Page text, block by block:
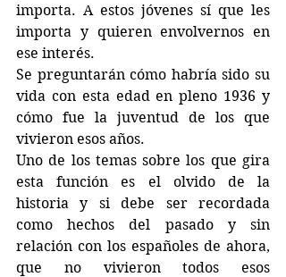
importa. A estos jóvenes sí que les
importa y quieren envolvernos en
ese interés.
Se preguntarán cómo habría sido su
vida con esta edad en pleno 1936 y
cómo fue la juventud de los que
vivieron esos años.
Uno de los temas sobre los que gira
esta función es el olvido de la
historia y si debe ser recordada
como hechos del pasado y sin
relación con los españoles de ahora,
que no vivieron todos esos